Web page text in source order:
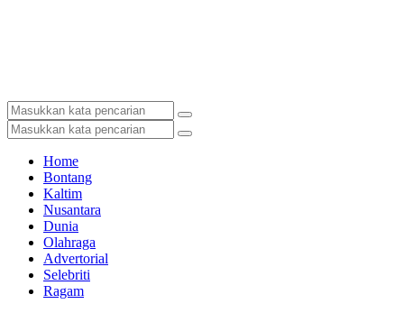
Home
Bontang
Kaltim
Nusantara
Dunia
Olahraga
Advertorial
Selebriti
Ragam